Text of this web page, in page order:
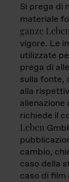
Si prega di
materiale
ganze
vigore. Le
utilizzate
prega di
sulla fonte,
alla
richiede il
Leben
cambio,
caso della
caso di film